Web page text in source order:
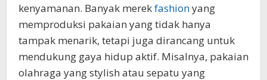
kenyamanan. Banyak merekfashionyang
memproduksi pakaian yang tidak hanya
tampak menarik, tetapi juga dirancang untuk
mendukung gaya hidup aktif. Misalnya, pakaian
olahraga yang stylish atau sepatu yang